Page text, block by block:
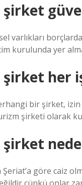
varlıkları
kurulunda yer
her
bir şirket,
şirketi olarak
göre caiz